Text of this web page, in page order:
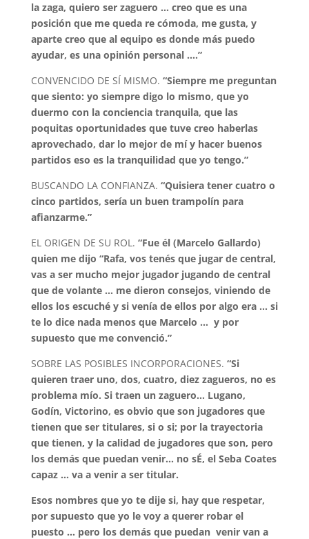
la zaga, quiero ser zaguero … creo que es una
posición que me queda re cómoda, me gusta, y
aparte creo que al equipo es donde más puedo
ayudar, es una opinión personal ….”
CONVENCIDO DE SÍ MISMO. “Siempre me preguntan
que siento: yo siempre digo lo mismo, que yo
duermo con la conciencia tranquila, que las
poquitas oportunidades que tuve creo haberlas
aprovechado, dar lo mejor de mí y hacer buenos
partidos eso es la tranquilidad que yo tengo.”
BUSCANDO LA CONFIANZA. “Quisiera tener cuatro o
cinco partidos, sería un buen trampolín para
afianzarme.”
EL ORIGEN DE SU ROL. “Fue él (Marcelo Gallardo)
quien me dijo “Rafa, vos tenés que jugar de central,
vas a ser mucho mejor jugador jugando de central
que de volante … me dieron consejos, viniendo de
ellos los escuché y si venía de ellos por algo era … si
te lo dice nada menos que Marcelo … y por
supuesto que me convenció.”
SOBRE LAS POSIBLES INCORPORACIONES. “Si
quieren traer uno, dos, cuatro, diez zagueros, no es
problema mío. Si traen un zaguero… Lugano,
Godín, Victorino, es obvio que son jugadores que
tienen que ser titulares, si o si; por la trayectoria
que tienen, y la calidad de jugadores que son, pero
los demás que puedan venir… no sÉ, el Seba Coates
capaz … va a venir a ser titular.
Esos nombres que yo te dije si, hay que respetar,
por supuesto que yo le voy a querer robar el
puesto … pero los demás que puedan venir van a